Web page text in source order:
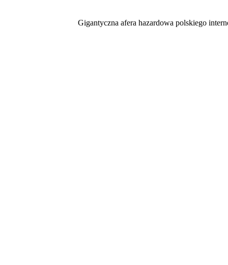
Gigantyczna afera hazardowa polskiego